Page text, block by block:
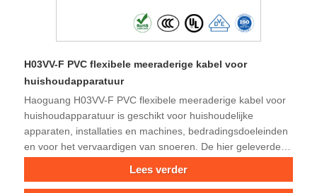
H03VV-F PVC flexibele meeraderige kabel voor
huishoudapparatuur
Haoguang H03VV-F PVC flexibele meeraderige kabel voor
huishoudapparatuur is geschikt voor huishoudelijke
apparaten, installaties en machines, bedradingsdoeleinden
en voor het vervaardigen van snoeren. De hier geleverde
vlamvertragend. De PVC-mantel biedt een betere
Lees verder